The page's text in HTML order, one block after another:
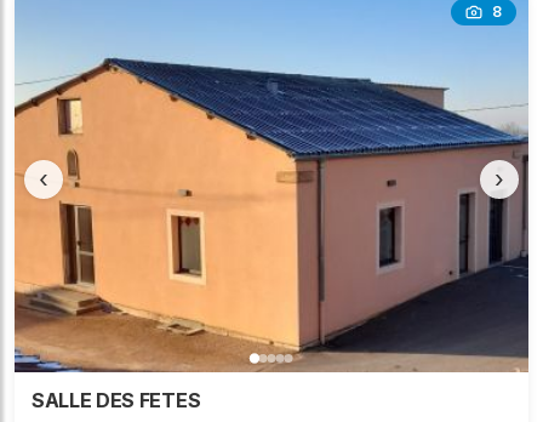
8
‹ ›
SALLE DES FETES